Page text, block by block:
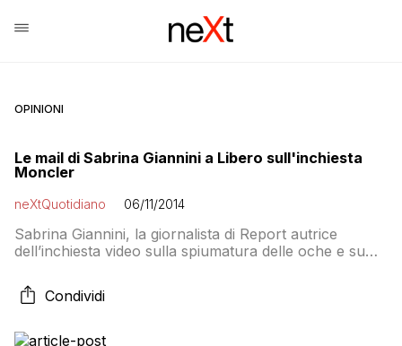
OPINIONI
Le mail di Sabrina Giannini a Libero sull'inchiesta
Moncler
neXtQuotidiano 06/11/2014
Sabrina Giannini, la giornalista di Report autrice
dell’inchiesta video sulla spiumatura delle oche e su
Libero, che ha scritto martedì un articolo critico e in
difesa di Moncler. Libero le ha pubblicate oggi: Libero
difesa superficiale a moncler […]
Condividi